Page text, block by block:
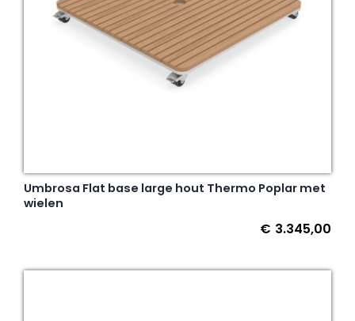
Umbrosa Flat base large hout Thermo Poplar met
wielen
€ 3.345,00